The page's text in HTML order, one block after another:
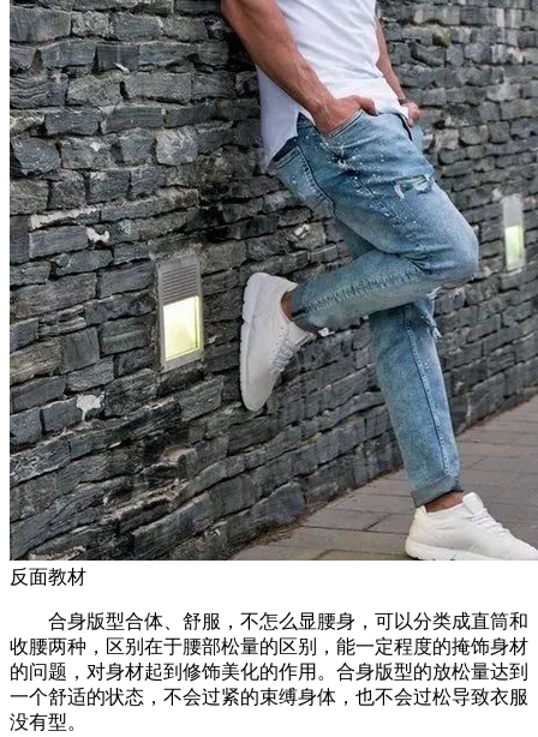
反面教材
合身版型合体、舒服，不怎么显腰身，可以分类成直筒和
收腰两种，区别在于腰部松量的区别，能一定程度的掩饰身材
的问题，对身材起到修饰美化的作用。合身版型的放松量达到
一个舒适的状态，不会过紧的束缚身体，也不会过松导致衣服
没有型。